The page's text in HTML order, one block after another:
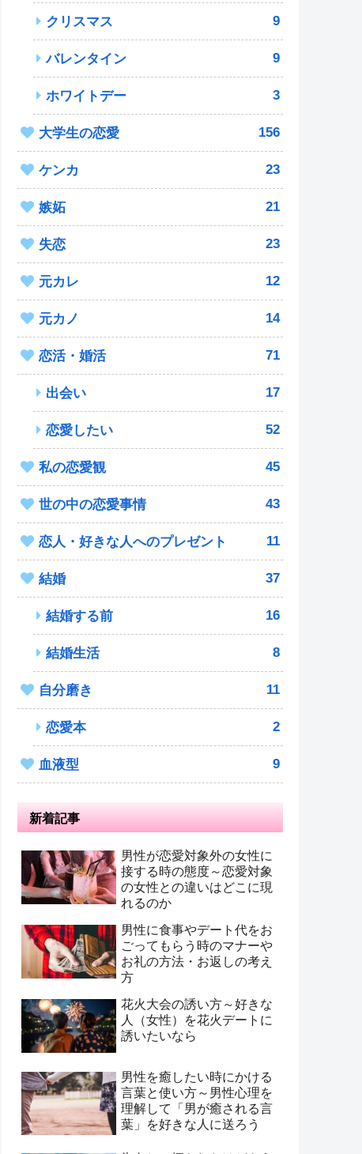
クリスマス 9
バレンタイン 9
ホワイトデー 3
大学生の恋愛 156
ケンカ 23
嫉妬 21
失恋 23
元カレ 12
元カノ 14
恋活・婚活 71
出会い 17
恋愛したい 52
私の恋愛観 45
世の中の恋愛事情 43
恋人・好きな人へのプレゼント 11
結婚 37
結婚する前 16
結婚生活 8
自分磨き 11
恋愛本 2
血液型 9
新着記事
男性が恋愛対象外の女性に
接する時の態度～恋愛対象
の女性との違いはどこに現
れるのか
男性に食事やデート代をお
ごってもらう時のマナーや
お礼の方法・お返しの考え
方
花火大会の誘い方～好きな
人（女性）を花火デートに
誘いたいなら
男性を癒したい時にかける
言葉と使い方～男性心理を
理解して「男が癒される言
葉」を好きな人に送ろう